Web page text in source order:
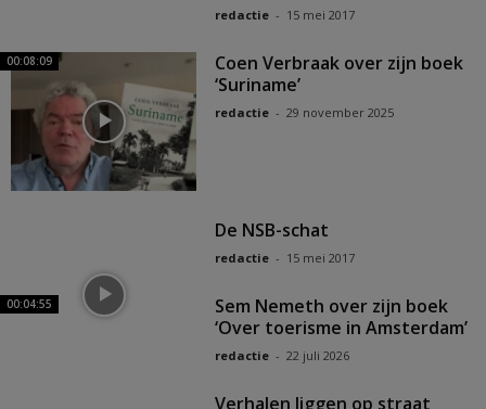
redactie - 15 mei 2017
00:08:09
Coen Verbraak over zijn boek
‘Suriname’
redactie - 29 november 2025
De NSB-schat
redactie - 15 mei 2017
00:04:55
Sem Nemeth over zijn boek
‘Over toerisme in Amsterdam’
redactie - 22 juli 2026
Verhalen liggen op straat